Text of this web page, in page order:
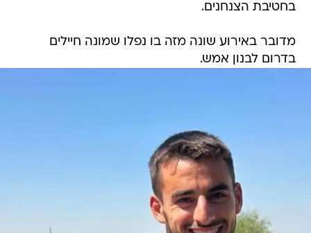
בחטיבת הצנחנים.
מדובר באירוע שונה מזה בו נפלו שמונה חיילים
בדרום לבנון אמש.